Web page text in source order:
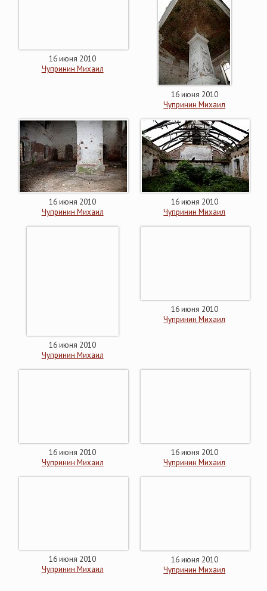
16 июня 2010
Чупринин Михаил
16 июня 2010
Чупринин Михаил
16 июня 2010
Чупринин Михаил
16 июня 2010
Чупринин Михаил
16 июня 2010
Чупринин Михаил
16 июня 2010
Чупринин Михаил
16 июня 2010
Чупринин Михаил
16 июня 2010
Чупринин Михаил
16 июня 2010
Чупринин Михаил
16 июня 2010
Чупринин Михаил